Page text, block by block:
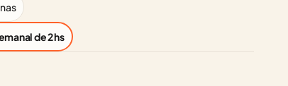
de 2 hs